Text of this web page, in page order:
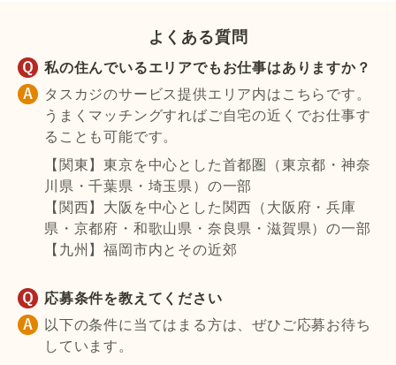
よくある質問
私の住んでいるエリアでもお仕事はありますか？
タスカジのサービス提供エリア内はこちらです。
うまくマッチングすればご自宅の近くでお仕事す
ることも可能です。
【関東】東京を中心とした首都圏（東京都・神奈
川県・千葉県・埼玉県）の一部
【関西】大阪を中心とした関西（大阪府・兵庫
県・京都府・和歌山県・奈良県・滋賀県）の一部
【九州】福岡市内とその近郊
応募条件を教えてください
以下の条件に当てはまる方は、ぜひご応募お待ち
しています。